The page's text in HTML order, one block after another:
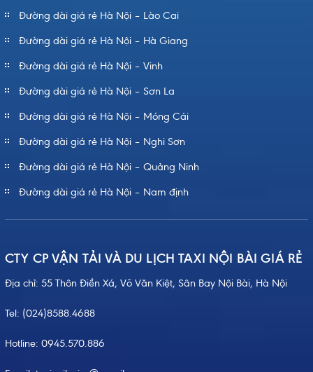
Đường dài giá rẻ Hà Nội – Lào Cai
Đường dài giá rẻ Hà Nội – Hà Giang
Đường dài giá rẻ Hà Nội – Vinh
Đường dài giá rẻ Hà Nội – Sơn La
Đường dài giá rẻ Hà Nội – Móng Cái
Đường dài giá rẻ Hà Nội – Nghi Sơn
Đường dài giá rẻ Hà Nội – Quảng Ninh
Đường dài giá rẻ Hà Nội – Nam định
CTY CP VẬN TẢI VÀ DU LỊCH TAXI NỘI BÀI GIÁ RẺ
Địa chỉ: 55 Thôn Điền Xá, Võ Văn Kiệt, Sân Bay Nội Bài, Hà Nội
Tel: (024)8588.4688
Hotline: 0945.570.886